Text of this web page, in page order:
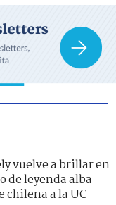
vuelve a brillar en
de leyenda alba
chilena a la UC